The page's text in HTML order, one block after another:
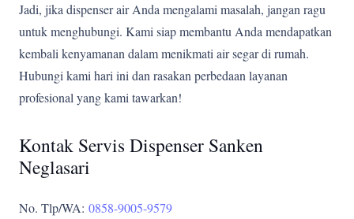
Jadi, jika dispenser air Anda mengalami masalah, jangan ragu
untuk menghubungi. Kami siap membantu Anda mendapatkan
kembali kenyamanan dalam menikmati air segar di rumah.
Hubungi kami hari ini dan rasakan perbedaan layanan
profesional yang kami tawarkan!
Kontak Servis Dispenser Sanken
Neglasari
No. Tlp/WA: 0858-9005-9579